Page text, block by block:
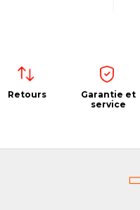
Retours
Garantie et
service